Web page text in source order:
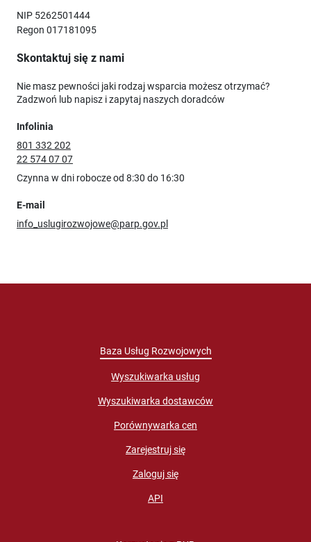
NIP 5262501444
Regon 017181095
Skontaktuj się z nami
Nie masz pewności jaki rodzaj wsparcia możesz otrzymać?
Zadzwoń lub napisz i zapytaj naszych doradców
Infolinia
801 332 202
22 574 07 07
Czynna w dni robocze od 8:30 do 16:30
E-mail
info_uslugirozwojowe@parp.gov.pl
Baza Usług Rozwojowych
Wyszukiwarka usług
Wyszukiwarka dostawców
Porównywarka cen
Zarejestruj się
Zaloguj się
API